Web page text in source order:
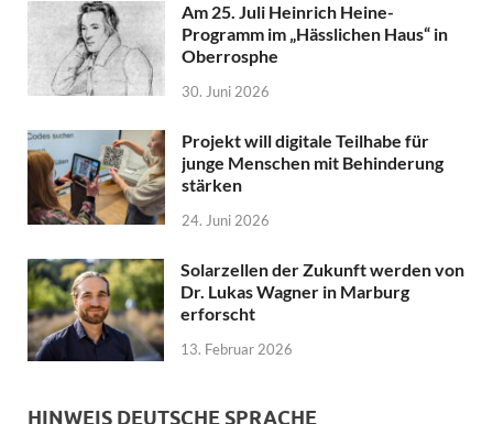
Am 25. Juli Heinrich Heine-
Programm im „Hässlichen Haus“ in
Oberrosphe
30. Juni 2026
Projekt will digitale Teilhabe für
junge Menschen mit Behinderung
stärken
24. Juni 2026
Solarzellen der Zukunft werden von
Dr. Lukas Wagner in Marburg
erforscht
13. Februar 2026
HINWEIS DEUTSCHE SPRACHE